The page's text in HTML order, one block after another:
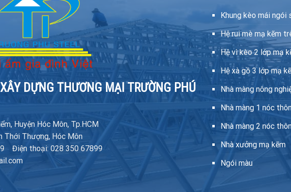
DỰNG THƯƠNG MẠI TRƯỜNG PHÚ
Huyện Hóc Môn, Tp.HCM
Thới Thượng, Hóc Môn
Điện thoại: 028 350 67899
Khung kèo mái ngói
Hệ rui mè mạ kẽm
Hệ vì kèo 2 lớp mạ
Hệ xà gồ 3 lớp mạ
Nhà màng nông
Nhà màng 1 nóc
Nhà màng 2 nóc
Nhà xưởng mạ kẽm
Ngói màu